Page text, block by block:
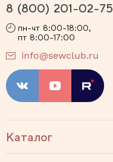
Каталог
8 (800) 201-02-75
пн-чт 8:00-18:00,
пт 8:00-17:00
info@sewclub.ru